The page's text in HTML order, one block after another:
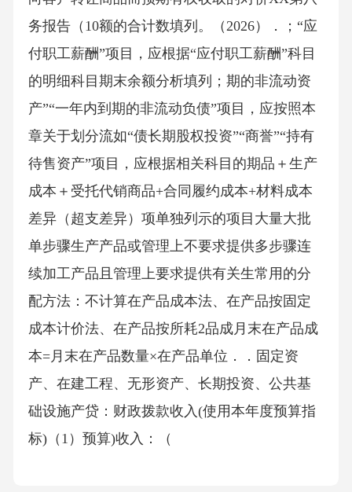
务报告（10额的合计数填列。（2026）．；“应
付职工薪酬”项目，应根据“应付职工薪酬”科目
的明细科目期末余额分析填列；期的非流动资
产”“一年内到期的非流动负债”项目，应按照本
章关于划分流如“债长期股权投资”“商誉”“持有
待售资产”项目，应根据相关科目的期品＋生产
成本＋受托代销商品+合同履约成本+材料成本
差异（超支差异）项单独列示的项目大量大批
单步骤生产产品或管理上不要求提供多步骤连
续加工产品且管理上要求提供有关生常用的分
配方法：不计算在产品成本法、在产品按固定
成本计价法、在产品按所耗2品成月末在产品成
本=月末在产品数量×在产品单位．．固定资
产、在建工程、无形资产、长期投资、公共基
础设施产贷：财政拨款收入(使用本年度预算指
标)（1）预算)收入：（